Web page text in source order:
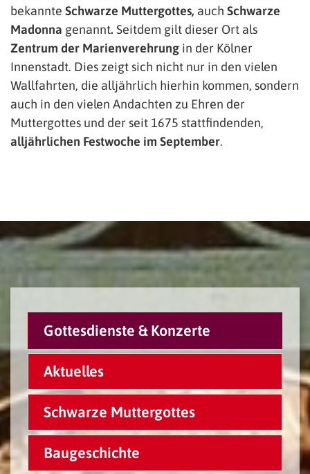
bekannte Schwarze Muttergottes, auch Schwarze
Madonna genannt. Seitdem gilt dieser Ort als
Zentrum der Marienverehrung in der Kölner
Innenstadt. Dies zeigt sich nicht nur in den vielen
Wallfahrten, die alljährlich hierhin kommen, sondern
auch in den vielen Andachten zu Ehren der
Muttergottes und der seit 1675 stattfindenden,
alljährlichen Festwoche im September.
Gottesdienste & Konzerte
Aktuelles
Schwarze Muttergottes
Baugeschichte